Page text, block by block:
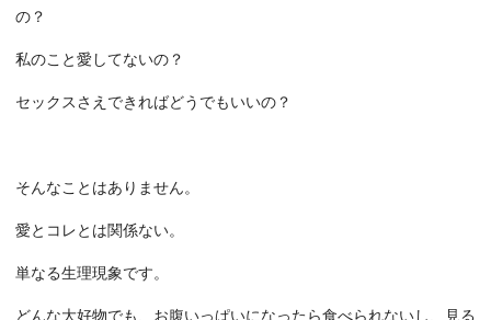
の？
私のこと愛してないの？
セックスさえできればどうでもいいの？
そんなことはありません。
愛とコレとは関係ない。
単なる生理現象です。
どんな大好物でも、お腹いっぱいになったら食べられないし、見る